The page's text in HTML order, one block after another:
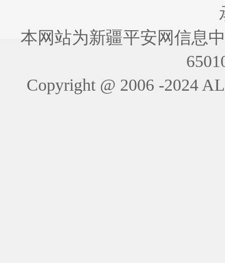
本网站为新疆平安网信息
Copyright @ 2006 -2024